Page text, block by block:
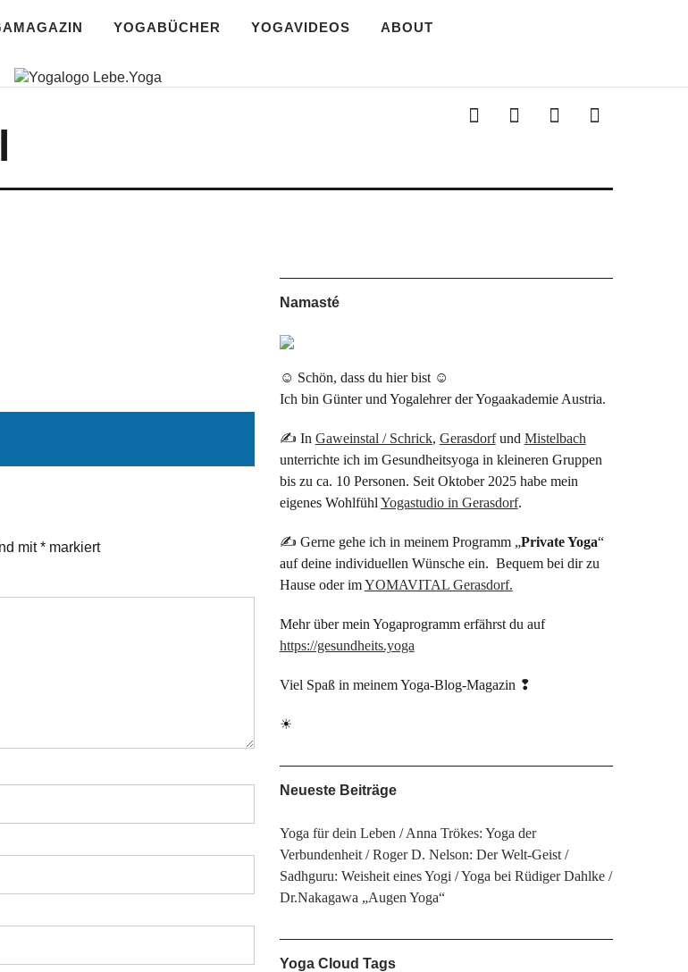
YOGABÜCHER YOGAVIDEOS ABOUT
Blog | das Yoga Magazin
mit* markiert
Namasté
☺ Schön, dass du hier bist ☺
Ich bin Günter und Yogalehrer der Yogaakademie Austria.
✍ In Gaweinstal / Schrick, Gerasdorfund Mistelbach
unterrichte ich im Gesundheitsyoga in kleineren Gruppen
bis zu ca. 10 Personen. Seit Oktober 2025 habe mein
eigenes Wohlfühl Yogastudio in Gerasdorf.
✍ Gerne gehe ich in meinem Programm „Private Yoga“
auf deine individuellen Wünsche ein. Bequem bei dir zu
Hause oder imYOMAVITAL Gerasdorf.
Mehr über mein Yogaprogramm erfährst du auf
https://gesundheits.yoga
Viel Spaß in meinem Yoga-Blog-Magazin ❢
☀
Neueste Beiträge
Yoga für dein Leben
Anna Trökes: Yoga der
Verbundenheit
Roger D. Nelson: Der Welt-Geist
Sadhguru: Weisheit eines Yogi
Yoga bei Rüdiger Dahlke
Dr.Nakagawa „Augen Yoga“
Yoga Cloud Tags